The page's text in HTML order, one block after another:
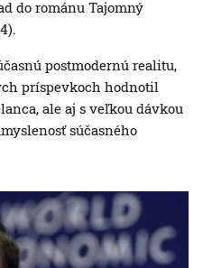
do románu Tajomný
postmodernú realitu,
príspevkoch hodnotil
ale aj s veľkou dávkou
súčasného